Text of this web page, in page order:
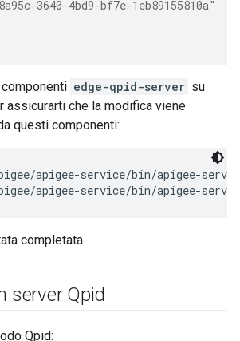
3640-4bd9-bf7e-1eb89155810a"
edge-qpid-server su
assicurarti che la modifica viene
questi componenti:
apigee-service/bin/apigee-
apigee-service/bin/apigee-
completata.
server Qpid
Qpid: